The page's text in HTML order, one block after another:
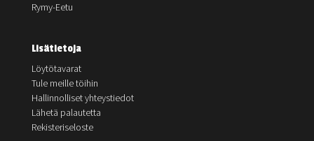
Rymy-Eetu
Lisätietoja
Löytötavarat
Tule meille töihin
Hallinnolliset yhteystiedot
Lähetä palautetta
Rekisteriseloste